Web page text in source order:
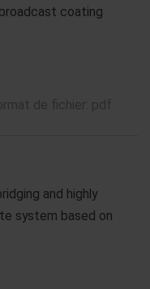
coating
and highly
system based on